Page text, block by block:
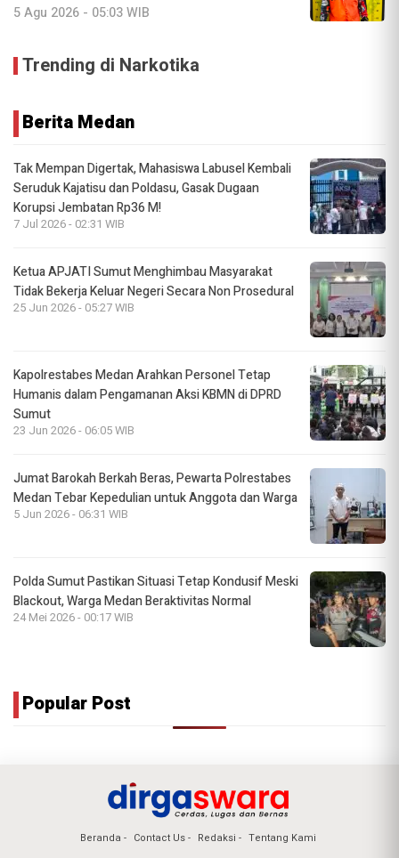
5 Agu 2026 - 05:03 WIB
Trending di Narkotika
Berita Medan
Tak Mempan Digertak, Mahasiswa Labusel Kembali
Seruduk Kajatisu dan Poldasu, Gasak Dugaan
Korupsi Jembatan Rp36 M!
7 Jul 2026 - 02:31 WIB
Ketua APJATI Sumut Menghimbau Masyarakat
Tidak Bekerja Keluar Negeri Secara Non Prosedural
25 Jun 2026 - 05:27 WIB
Kapolrestabes Medan Arahkan Personel Tetap
Humanis dalam Pengamanan Aksi KBMN di DPRD
Sumut
23 Jun 2026 - 06:05 WIB
Jumat Barokah Berkah Beras, Pewarta Polrestabes
Medan Tebar Kepedulian untuk Anggota dan Warga
5 Jun 2026 - 06:31 WIB
Polda Sumut Pastikan Situasi Tetap Kondusif Meski
Blackout, Warga Medan Beraktivitas Normal
24 Mei 2026 - 00:17 WIB
Popular Post
Beranda Contact Us Redaksi Tentang Kami